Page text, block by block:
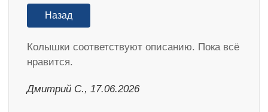
Назад
Колышки соответствуют описанию. Пока всё
нравится.
Дмитрий С., 17.06.2026